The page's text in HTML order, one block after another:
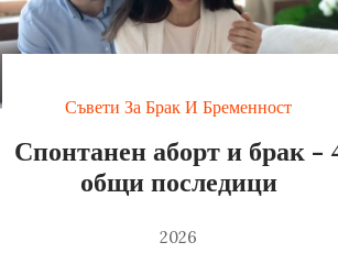
Съвети За Брак И Бременност
Спонтанен аборт и брак -
общи последици
2026